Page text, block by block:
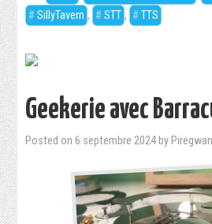
SillyTavern , STT , TTS
Geekerie avec
Posted on 6 septembre 2024 by Piregwan